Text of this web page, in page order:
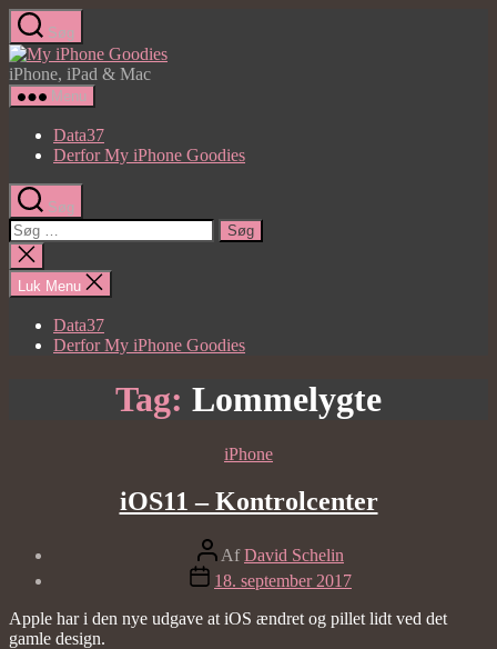
Spring
til
indholdet
Søg
My
iPhone, iPad & Mac
Menu
Data37
Derfor My iPhone Goodies
Søg
Søg
efter:
Luk
søgning
Luk Menu
Data37
Derfor My iPhone Goodies
Tag: Lommelygte
Kategorier
iPhone
iOS11 – Kontrolcenter
Indlægsforfatter
AfDavid Schelin
Indlægsdato
18. september 2017
Apple har i den nye udgave at iOS ændret og pillet lidt ved det
gamle design.